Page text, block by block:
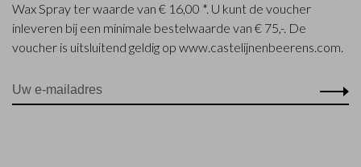
Wax Spray ter waarde van € 16,00 *. U kunt de voucher
inleveren bij een minimale bestelwaarde van € 75,-. De
voucher is uitsluitend geldig op www.castelijnenbeerens.com.